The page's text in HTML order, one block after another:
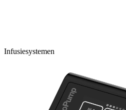
Infusiesystemen